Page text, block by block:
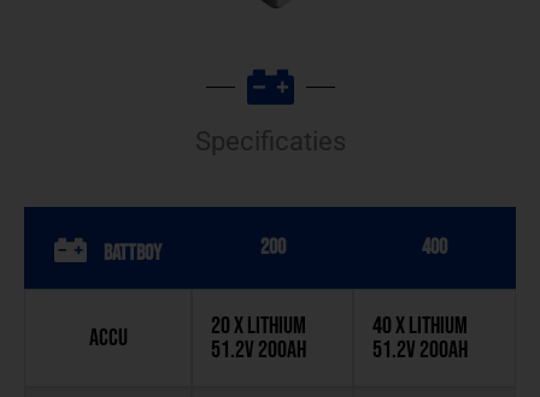
Specificaties
BATTBOY 200 400
Accu
20 x Lithium
51.2v 200Ah
40 x Lithium
51.2v 200Ah